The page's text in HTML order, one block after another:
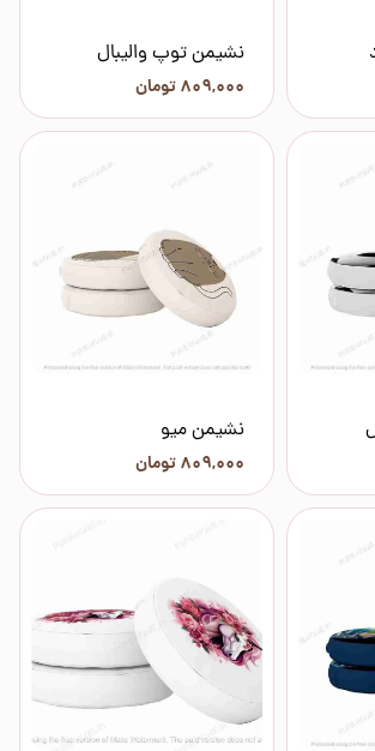
نشیمن توپ والیبال
۸۰۹,۰۰۰ تومان
نشیمن میو
۸۰۹,۰۰۰ تومان